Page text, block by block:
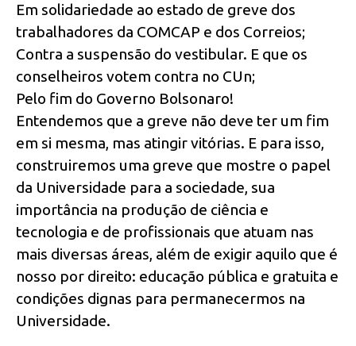
Em solidariedade ao estado de greve dos
trabalhadores da COMCAP e dos Correios;
Contra a suspensão do vestibular. E que os
conselheiros votem contra no CUn;
Pelo fim do Governo Bolsonaro!
Entendemos que a greve não deve ter um fim
em si mesma, mas atingir vitórias. E para isso,
construiremos uma greve que mostre o papel
da Universidade para a sociedade, sua
importância na produção de ciência e
tecnologia e de profissionais que atuam nas
mais diversas áreas, além de exigir aquilo que é
nosso por direito: educação pública e gratuita e
condições dignas para permanecermos na
Universidade.